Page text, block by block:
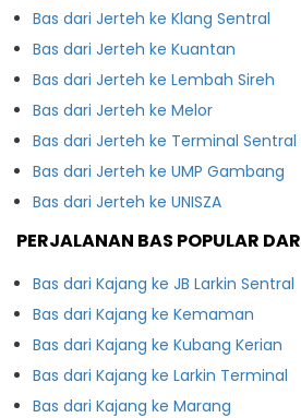
Bas dari Jerteh ke Klang Sentral
Bas dari Jerteh ke Kuantan
Bas dari Jerteh ke Lembah Sireh
Bas dari Jerteh ke Melor
Bas dari Jerteh ke Terminal Sentral
Bas dari Jerteh ke UMP Gambang
Bas dari Jerteh ke UNISZA
PERJALANAN BAS POPULAR
Bas dari Kajang ke JB Larkin Sentral
Bas dari Kajang ke Kemaman
Bas dari Kajang ke Kubang Kerian
Bas dari Kajang ke Larkin Terminal
Bas dari Kajang ke Marang